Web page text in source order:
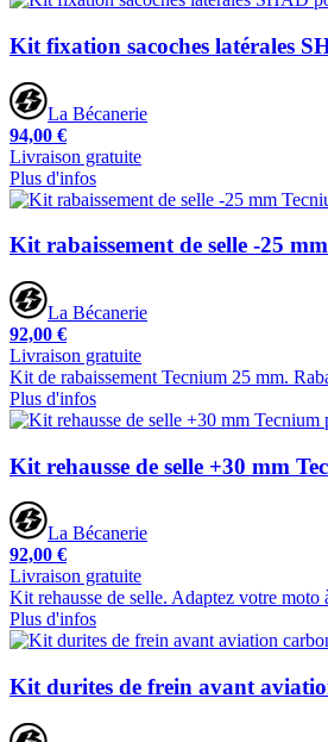
Kit fixation sacoches latérales
La Bécanerie
94,00 €
Livraison gratuite
Plus d'infos
Kit rabaissement de selle -25
La Bécanerie
92,00 €
Livraison gratuite
Kit de rabaissement Tecnium 25 mm.
Plus d'infos
Kit rehausse de selle +30 mm
La Bécanerie
92,00 €
Livraison gratuite
Kit rehausse de selle. Adaptez votre
Plus d'infos
Kit durites de frein avant